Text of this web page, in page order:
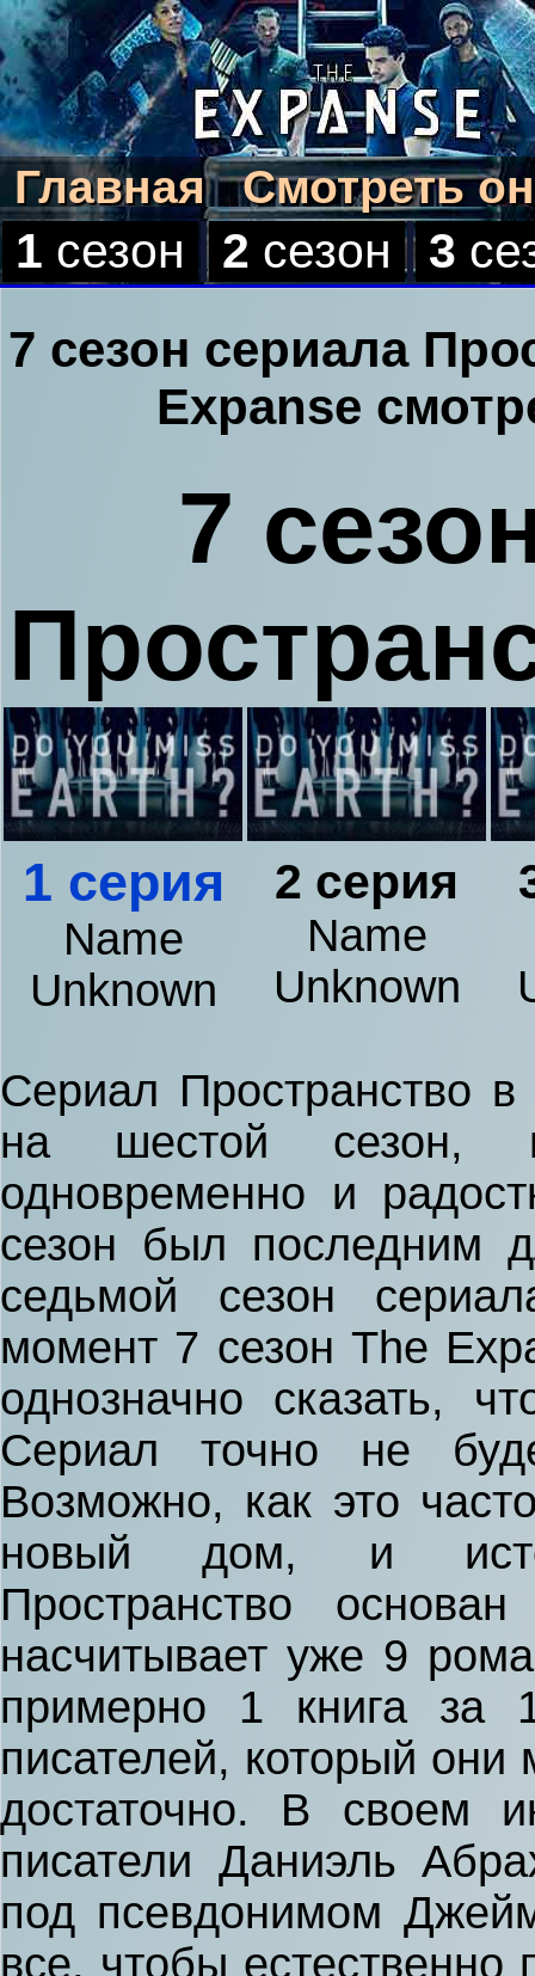
Главная Смотреть
1 сезон 2 сезон 3
7 сезон сериала
Expanse
7
1 серия
Name
Unknown
2 серия
Name
Unknown
Сериал Пространство
на шестой сезон,
одновременно и
сезон был последним
седьмой сезон
момент 7 сезон The
однозначно сказать,
Сериал точно не
Возможно, как это
новый дом, и
Пространство
насчитывает уже 9
примерно 1 книга за
писателей, который
достаточно. В своем
писатели Даниэль
под псевдонимом
все, чтобы естественно